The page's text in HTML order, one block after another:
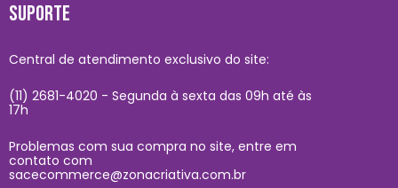
SUPORTE
Central de atendimento exclusivo do site:
(11) 2681-4020 - Segunda à sexta das 09h até às
17h
Problemas com sua compra no site, entre em
contato com
sacecommerce@zonacriativa.com.br